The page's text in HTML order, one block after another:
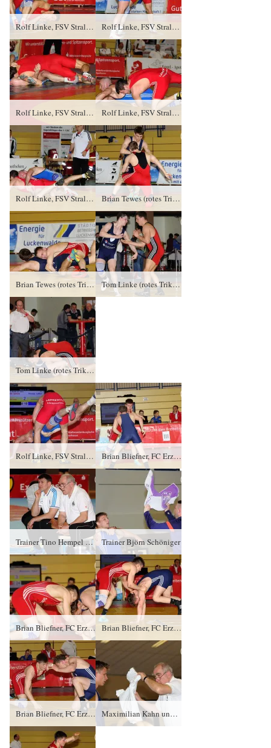
Rolf Linke, FSV Stralsund gegen Thomas Leffler (blaues Trikot), RSV Rotation Greiz PS/3:1/6:2 Rolf Linke, FSV Stralsund gegen Thomas Leffler (blaues Trikot), RSV Rotation Greiz PS/3:1/6:2
Rolf Linke, FSV Stralsund gegen Thomas Leffler (blaues Trikot), RSV Rotation Greiz PS/3:1/6:2 Rolf Linke, FSV Stralsund gegen Thomas Leffler (blaues Trikot), RSV Rotation Greiz PS/3:1/6:2
Rolf Linke, FSV Stralsund gegen Thomas Leffler (blaues Trikot), RSV Rotation Greiz PS/3:1/6:2 Brian Tewes (rotes Trikot), RC Cottbus gegen Tim Bitterling, RSV Hansa 90 Frankfurt/ Oder PS/3:1/2:1
Brian Tewes (rotes Trikot), RC Cottbus gegen Tim Bitterling, RSV Hansa 90 Frankfurt/ Oder PS/3:1/2:1 Tom Linke (rotes Trikot), FSV Stralsund gegen Johannes Schmiege, RC Germania Potsdam TÜ/4:0/8:0
Tom Linke (rotes Trikot), FSV Stralsund gegen Johannes Schmiege, RC Germania Potsdam TÜ/4:0/8:0
Rolf Linke, FSV Stralsund gegen Thomas Leffler (blaues Trikot), RSV Rotation Greiz PS/3:1/6:2 Brian Bliefner, FC Erzgebirge Aue gegen Maximilian Kahnt (blaues Trikot), RSV Rotation Greiz PS/3:1/7:2
Trainer Tino Hempel und Trainer Erhard Schmelzer, RSV Rotation Greiz Trainer Björn Schöniger
Brian Bliefner, FC Erzgebirge Aue gegen Maximilian Kahnt (blaues Trikot), RSV Rotation Greiz PS/3:1/7:2 Brian Bliefner, FC Erzgebirge Aue gegen Maximilian Kahnt (blaues Trikot), RSV Rotation Greiz PS/3:1/7:2
Brian Bliefner, FC Erzgebirge Aue gegen Maximilian Kahnt (blaues Trikot), RSV Rotation Greiz PS/3:1/7:2 Maximilian Kahn und Trainer Erhard Schmelzer, RSV Rotation Greiz